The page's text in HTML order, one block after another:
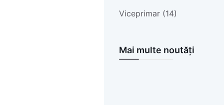
Viceprimar (14)
Mai multe noutăți